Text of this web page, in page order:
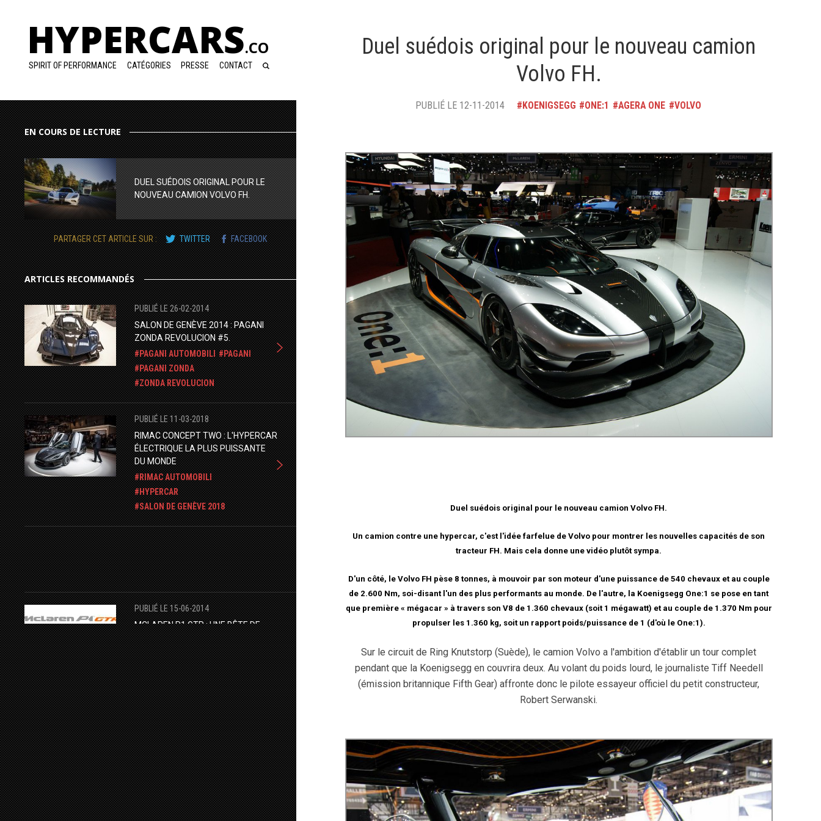
HYPERCARS.CO
SPIRIT OF PERFORMANCE CATÉGORIES PRESSE CONTACT
EN COURS DE LECTURE
DUEL SUÉDOIS ORIGINAL POUR LE
NOUVEAU CAMION VOLVO FH.
PARTAGER CET ARTICLE SUR : TWITTER FACEBOOK
ARTICLES RECOMMANDÉS
PUBLIÉ LE 26-02-2014
SALON DE GENÈVE 2014 : PAGANI
ZONDA REVOLUCION #5.
PAGANI AUTOMOBILI
PAGANI
PAGANI ZONDA
ZONDA REVOLUCION
PUBLIÉ LE 11-03-2018
RIMAC CONCEPT TWO : L'HYPERCAR
ÉLECTRIQUE LA PLUS PUISSANTE
DU MONDE
RIMAC AUTOMOBILI
HYPERCAR
SALON DE GENÈVE 2018
PUBLIÉ LE 15-06-2014
MCLAREN P1 GTR : UNE BÊTE DE
CIRCUIT À 1.000 CH !
MCLAREN
P1 P1 GTR
PUBLIÉ LE 03-01-2015
L’HYPNOTISANTE LIGNE
D’ASSEMBLAGE DE LA PORSCHE 918
SPYDER
PORSCHE
918 SPYDER
VIDÉOS
PUBLIÉ LE 29-10-2014
Duel suédois original pour le nouveau camion
Volvo FH.
PUBLIÉ LE 12-11-2014 KOENIGSEGG ONE:1 AGERA ONE VOLVO
Duel suédois original pour le nouveau camion Volvo FH.
Un camion contre une hypercar, c'est l'idée farfelue de Volvo pour montrer les nouvelles capacités de son
tracteur FH. Mais cela donne une vidéo plutôt sympa.
D'un côté, le Volvo FH pèse 8 tonnes, à mouvoir par son moteur d'une puissance de 540 chevaux et au couple
de 2.600 Nm, soi-disant l'un des plus performants au monde. De l'autre, la Koenigsegg One:1 se pose en tant
que première « mégacar » à travers son V8 de 1.360 chevaux (soit 1 mégawatt) et au couple de 1.370 Nm pour
propulser les 1.360 kg, soit un rapport poids/puissance de 1 (d'où le One:1).
Sur le circuit de Ring Knutstorp (Suède), le camion Volvo a l'ambition d'établir un tour complet
pendant que la Koenigsegg en couvrira deux. Au volant du poids lourd, le journaliste Tiff Needell
(émission britannique Fifth Gear) affronte donc le pilote essayeur officiel du petit constructeur,
Robert Serwanski.